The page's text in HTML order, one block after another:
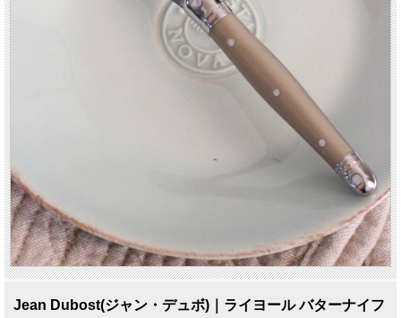
Jean Dubost(ジャン・デュボ)｜ライヨール バターナイフ